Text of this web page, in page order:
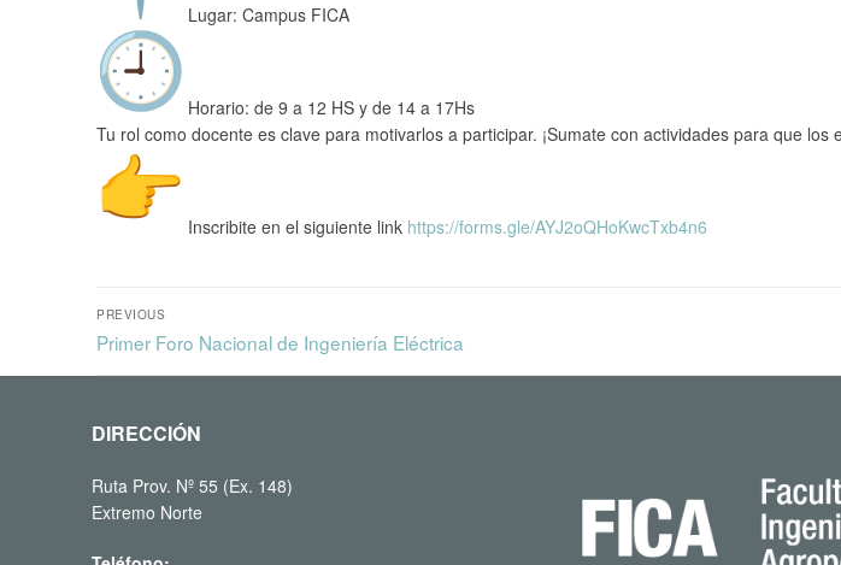
Lugar: Campus FICA
Horario: de 9 a 12 HS y de 14 a 17Hs
Tu rol como docente es clave para motivarlos a participar. ¡Sumate con actividades para que
Inscribite en el siguiente link https://forms.gle/AYJ2oQHoKwcTxb4n6
PREVIOUS
Primer Foro Nacional de Ingeniería Eléctrica
DIRECCIÓN
Ruta Prov. Nº 55 (Ex. 148)
Extremo Norte